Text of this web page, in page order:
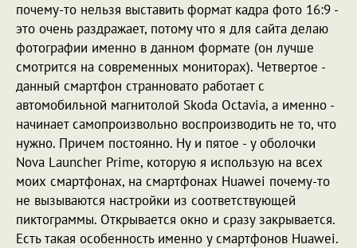
почему-то нельзя выставить формат кадра фото 16:9 -
это очень раздражает, потому что я для сайта делаю
фотографии именно в данном формате (он лучше
смотрится на современных мониторах). Четвертое -
данный смартфон странновато работает с
автомобильной магнитолой Skoda Octavia, а именно -
начинает самопроизвольно воспроизводить не то, что
нужно. Причем постоянно. Ну и пятое - у оболочки
Nova Launcher Prime, которую я использую на всех
моих смартфонах, на смартфонах Huawei почему-то
не вызываются настройки из соответствующей
пиктограммы. Открывается окно и сразу закрывается.
Есть такая особенность именно у смартфонов Huawei.